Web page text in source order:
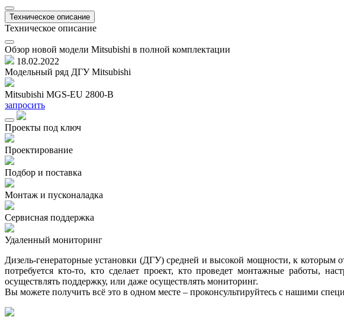
Техническое описание
Техническое описание
Обзор новой модели Mitsubishi в полной комплектации
18.02.2022
Модельный ряд ДГУ Mitsubishi
Mitsubishi MGS-EU 2800-B
запросить
Проекты под ключ
Проектирование
Подбор и поставка
Монтаж и пусконаладка
Сервисная поддержка
Удаленный мониторинг
Дизель-генераторные установки (ДГУ) средней и высокой мощности, к которым
потребуется кто-то, кто сделает проект, кто проведет монтажные работы,
осуществлять поддержку, или даже осуществлять мониторинг.
Вы можете получить всё это в одном месте – проконсультируйтесь с нашими